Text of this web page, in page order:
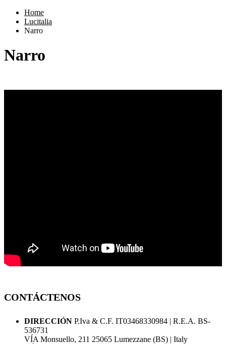
Home
Lucitalia
Narro
Narro
CONTÁCTENOS
DIRECCIÓN P.Iva & C.F. IT03468330984 | R.E.A. BS-
536731
VÍA Monsuello, 211 25065 Lumezzane (BS) | Italy